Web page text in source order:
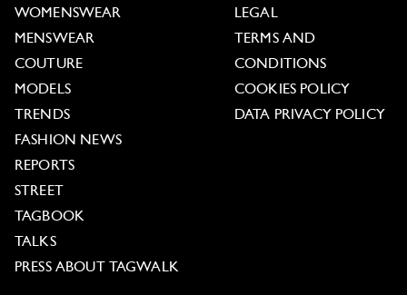
WOMENSWEAR
MENSWEAR
COUTURE
MODELS
TRENDS
FASHION NEWS
REPORTS
STREET
TAGBOOK
TALKS
PRESS ABOUT TAGWALK
LEGAL
TERMS AND
CONDITIONS
COOKIES POLICY
DATA PRIVACY POLICY